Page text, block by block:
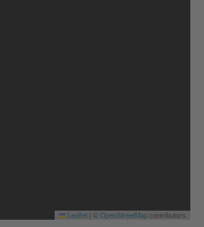
Leaflet OpenStreetMapcontributors